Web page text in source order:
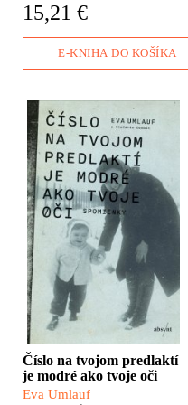
obyčajní ľudia vlastnými
rukami a hlavami.
skúma rany, ktoré na Nových
padajúcich bômb.
15,21 €
E-KNIHA DO KOŠÍKA
Táto kniha sa nás týka.
Rozpráva príbeh ženy,
ktorá sa v roku 1942, päť
dní pred Vianocami,
narodila v židovskom
pracovnom tábore v
Novákoch. Eva Umlauf
patrí medzi najmladších,
ktorí majú na svojom
predlaktí vytetované
osvienčimské číslo. Po
dlhých rokoch si
uvedomila, že svedkovia
miznú, a ak svoj príbeh
nevyrozpráva, navždy sa
stratí.
Číslo na tvojom predlaktí
je modré ako tvoje oči
Eva Umlauf